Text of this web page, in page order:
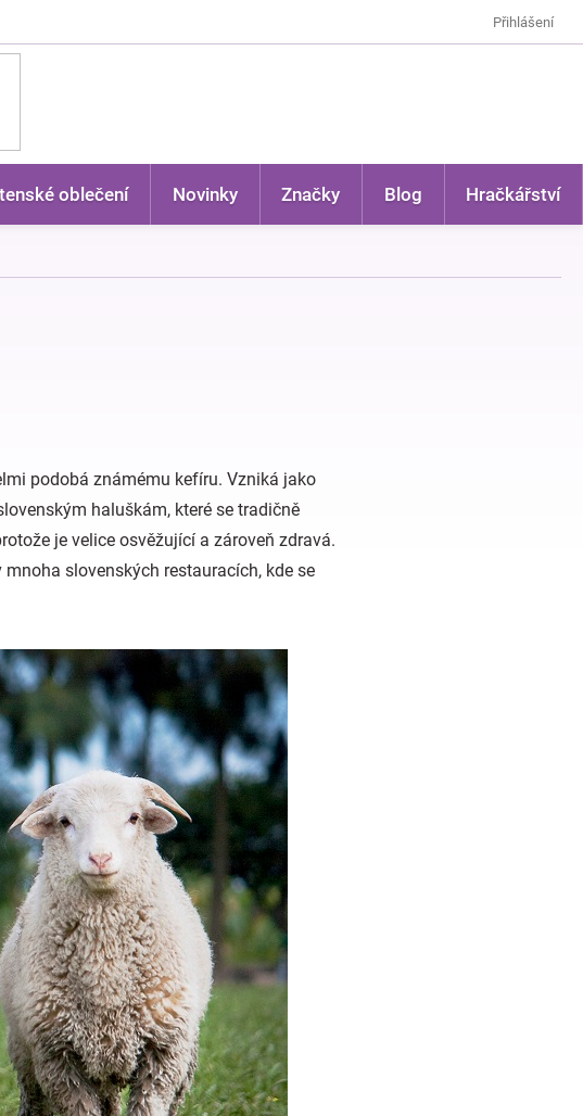
Přihlášení
oblečení Novinky Značky Blog Hračkářství
podobá známému kefíru. Vzniká jako
haluškám, které se tradičně
je velice osvěžující a zároveň zdravá.
slovenských restauracích, kde se